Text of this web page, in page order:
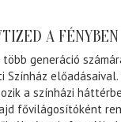
A FÉNYBEN
generáció
Színház
a színházi
fővilágosítóként